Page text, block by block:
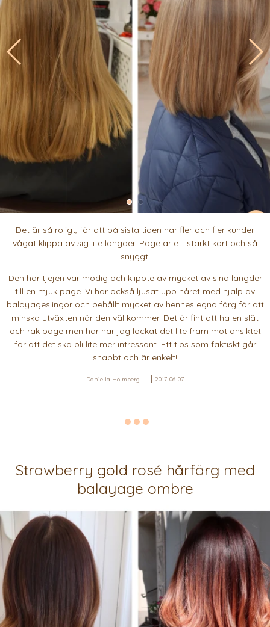
Det är så roligt, för att på sista tiden har fler och fler kunder
vågat klippa av sig lite längder. Page är ett starkt kort och så
snyggt!
Den här tjejen var modig och klippte av mycket av sina längder
till en mjuk page. Vi har också ljusat upp håret med hjälp av
balayageslingor och behållt mycket av hennes egna färg för att
minska utväxten när den väl kommer. Det är fint att ha en slät
och rak page men här har jag lockat det lite fram mot ansiktet
för att det ska bli lite mer intressant. Ett tips som faktiskt går
snabbt och är enkelt!
Daniella Holmberg 2017-06-07
Strawberry gold rosé hårfärg med
balayage ombre